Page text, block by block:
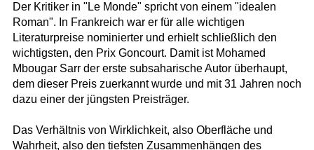
Der Kritiker in "Le Monde" spricht von einem "idealen
Roman". In Frankreich war er für alle wichtigen
Literaturpreise nominierter und erhielt schließlich den
wichtigsten, den Prix Goncourt. Damit ist Mohamed
Mbougar Sarr der erste subsaharische Autor überhaupt,
dem dieser Preis zuerkannt wurde und mit 31 Jahren noch
dazu einer der jüngsten Preisträger.
Das Verhältnis von Wirklichkeit, also Oberfläche und
Wahrheit, also den tiefsten Zusammenhängen des